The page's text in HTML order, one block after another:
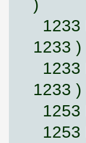
)
1233
1233 )
1233
1233 )
1253
1253